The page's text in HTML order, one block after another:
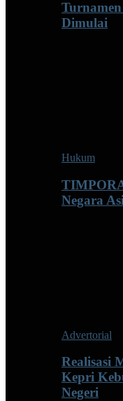
Dimulai
Hukum
Negara
Advertorial
Realisasi
Kepri
Negeri